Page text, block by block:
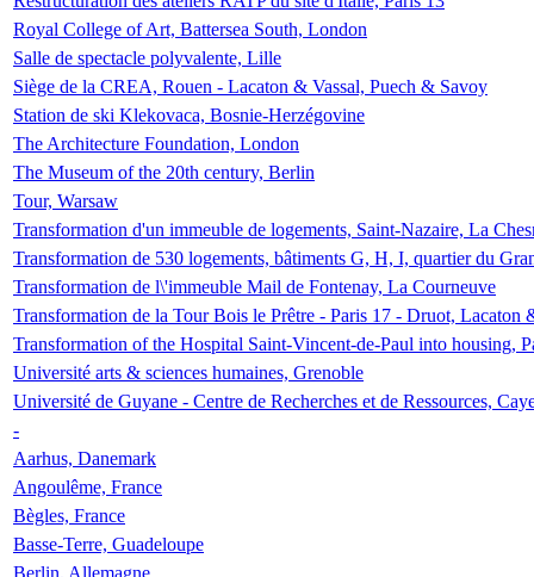
Royal College of Art, Battersea South, London
Salle de spectacle polyvalente, Lille
Siège de la CREA, Rouen - Lacaton & Vassal, Puech & Savoy
Station de ski Klekovaca, Bosnie-Herzégovine
The Architecture Foundation, London
The Museum of the 20th century, Berlin
Tour, Warsaw
Transformation d'un immeuble de logements, Saint-Nazaire, La
Transformation de 530 logements, bâtiments G, H, I, quartier du
Transformation de l\'immeuble Mail de Fontenay, La Courneuve
Transformation de la Tour Bois le Prêtre - Paris 17 - Druot, Lacaton
Transformation of the Hospital Saint-Vincent-de-Paul into housing,
Université arts & sciences humaines, Grenoble
Université de Guyane - Centre de Recherches et de Ressources,
-
Aarhus, Danemark
Angoulême, France
Bègles, France
Basse-Terre, Guadeloupe
Berlin, Allemagne